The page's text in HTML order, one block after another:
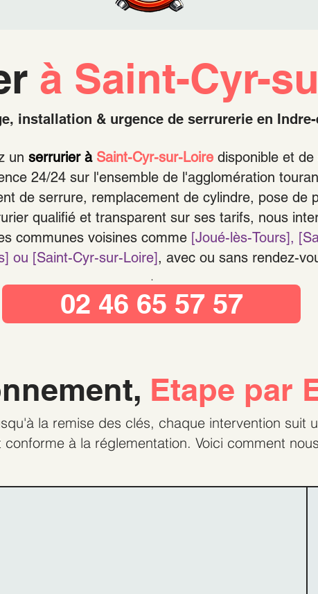
à Saint-Cyr-
installation & urgence de serrurerie en
un serrurier à Saint-Cyr-sur-Loire disponible et
24/24 sur l'ensemble de l'agglomération
de serrure, remplacement de cylindre, pose de
qualifié et transparent sur ses tarifs, nous
communes voisines comme [Joué-lès-Tours],
ou [Saint-Cyr-sur-Loire], avec ou sans rendez-
.
02 46 65 57 57
Etape par
la remise des clés, chaque intervention suit
à la réglementation. Voici comment